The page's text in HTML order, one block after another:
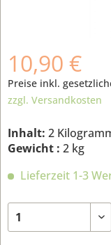
10,90 €
Preise inkl.
zzgl. Versandkosten
Inhalt: 2
Gewicht : 2 kg
Lieferzeit 1-3